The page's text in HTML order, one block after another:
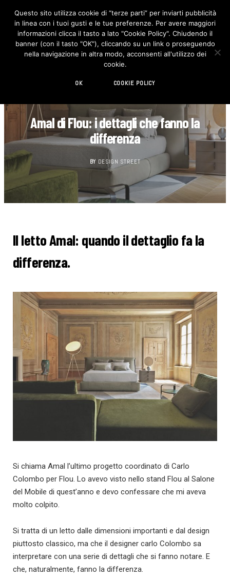
F
c
e
b
o
I
n
s
t
Amal di Flou: i dettagli che fanno la
differenza
BY DESIGN STREET
Il letto Amal: quando il dettaglio fa la
differenza.
Si chiama Amal l’ultimo progetto coordinato di Carlo
Colombo per Flou. Lo avevo visto nello stand Flou al Salone
del Mobile di quest’anno e devo confessare che mi aveva
molto colpito.
Si tratta di un letto dalle dimensioni importanti e dal design
piuttosto classico, ma che il designer carlo Colombo sa
interpretare con una serie di dettagli che si fanno notare. E
che, naturalmente, fanno la differenza.
Questo sito utilizza cookie di “terze parti” per inviarti pubblicità
in linea con i tuoi gusti e le tue preferenze. Per avere maggiori
informazioni clicca il tasto a lato "Cookie Policy". Chiudendo il
banner (con il tasto "OK"), cliccando su un link o proseguendo
nella navigazione in altra modo, acconsenti all'utilizzo dei
cookie.
OK COOKIE POLICY